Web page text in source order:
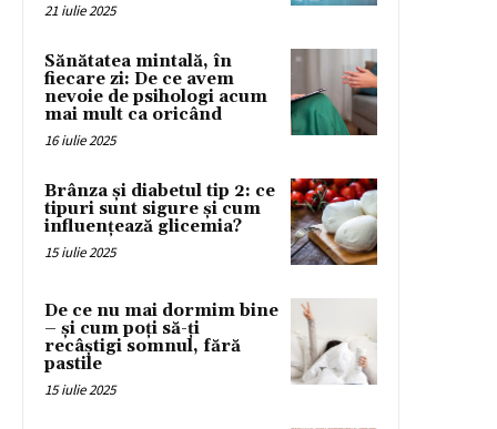
21 iulie 2025
Sănătatea mintală, în
fiecare zi: De ce avem
nevoie de psihologi acum
mai mult ca oricând
16 iulie 2025
Brânza și diabetul tip 2: ce
tipuri sunt sigure și cum
influențează glicemia?
15 iulie 2025
De ce nu mai dormim bine
– și cum poți să-ți
recâștigi somnul, fără
pastile
15 iulie 2025